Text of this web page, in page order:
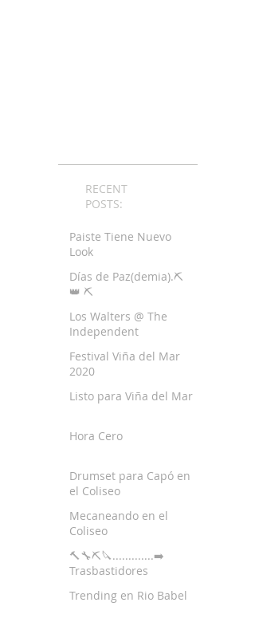
RECENT
POSTS:
Paiste Tiene Nuevo
Look
Días de Paz(demia).⛏
👑 ⛏
Los Walters @ The
Independent
Festival Viña del Mar
2020
Listo para Viña del Mar
Hora Cero
Drumset para Capó en
el Coliseo
Mecaneando en el
Coliseo
🔨🔧⛏🔪.............➡️
Trasbastidores
Trending en Rio Babel